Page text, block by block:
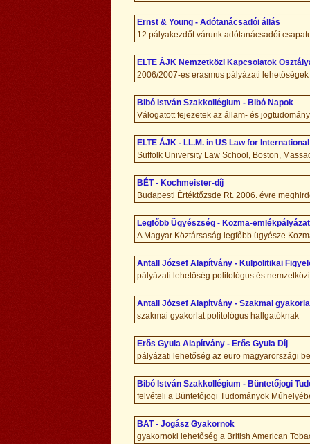
Ernst & Young - Adótanácsadói állás
12 pályakezdőt várunk adótanácsadói
ELTE ÁJK Nemzetközi Kapcsolatok
2006/2007-es erasmus pályázati lehetőségek
Bibó István Szakkollégium - Bibó Napok
Válogatott fejezetek az állam- és
ELTE ÁJK - LL.M. in US Law for
Suffolk University Law School, Boston,
BÉT - Kochmeister-díj
Budapesti Értéktőzsde Rt. 2006. évre
Legfőbb Ügyészség - Kozma-emlékpályázat
A Magyar Köztársaság legfőbb ügyésze
Antall József Alapítvány - Külpolitikai
pályázati lehetőség politológus és
Antall József Alapítvány - Szakmai
szakmai gyakorlat politológus hallgatóknak
Erős Gyula Alapítvány - Erős Gyula Díj
pályázati lehetőség az euro magyarországi
Bibó István Szakkollégium - Büntetőjogi
felvételi a Büntetőjogi Tudományok
BAT - Jogász Gyakornok
gyakornoki lehetőség a British American